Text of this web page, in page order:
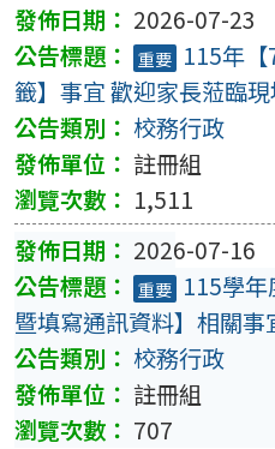
2026-07-23
重要 115年
籤】事宜 歡迎家長蒞臨
校務行政
註冊組
1,511
2026-07-16
重要 115學年
暨填寫通訊資料】相關事
校務行政
註冊組
707